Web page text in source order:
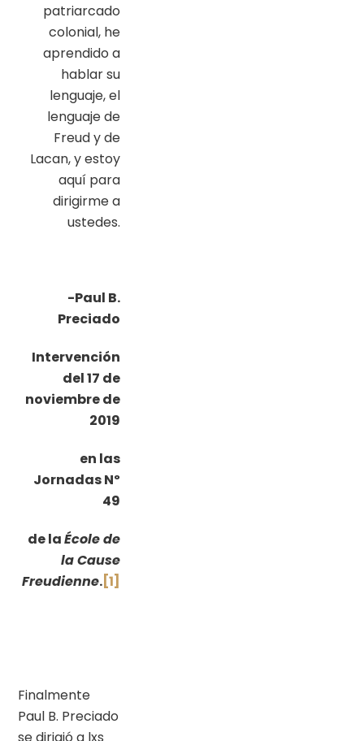
patriarcado
colonial, he
aprendido a
hablar su
lenguaje, el
lenguaje de
Freud y de
Lacan, y ​​estoy
aquí para
dirigirme a
ustedes.
-Paul B.
Preciado
Intervención
del 17 de
noviembre de
2019
en las
Jornadas Nº
49
de laÉcole de
la Cause
Freudienne.[1]
Finalmente
Paul B. Preciado